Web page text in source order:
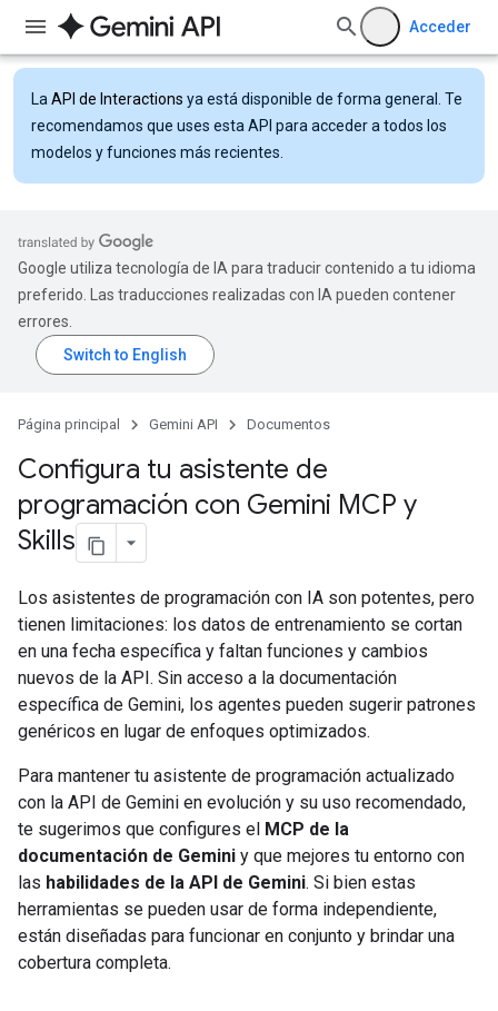
Acceder
La API de Interactions ya está disponible de forma general. Te
recomendamos que uses esta API para acceder a todos los
modelos y funciones más recientes.
Google utiliza tecnología de IA para traducir contenido a tu idioma
preferido. Las traducciones realizadas con IA pueden contener
errores.
Página principal Gemini API Documentos
Configura tu asistente de
programación con Gemini MCP y
Skills
Los asistentes de programación con IA son potentes, pero
tienen limitaciones: los datos de entrenamiento se cortan
en una fecha específica y faltan funciones y cambios
nuevos de la API. Sin acceso a la documentación
específica de Gemini, los agentes pueden sugerir patrones
genéricos en lugar de enfoques optimizados.
Para mantener tu asistente de programación actualizado
con la API de Gemini en evolución y su uso recomendado,
te sugerimos que configures el MCP de la
documentación de Gemini y que mejores tu entorno con
las habilidades de la API de Gemini. Si bien estas
herramientas se pueden usar de forma independiente,
están diseñadas para funcionar en conjunto y brindar una
cobertura completa.